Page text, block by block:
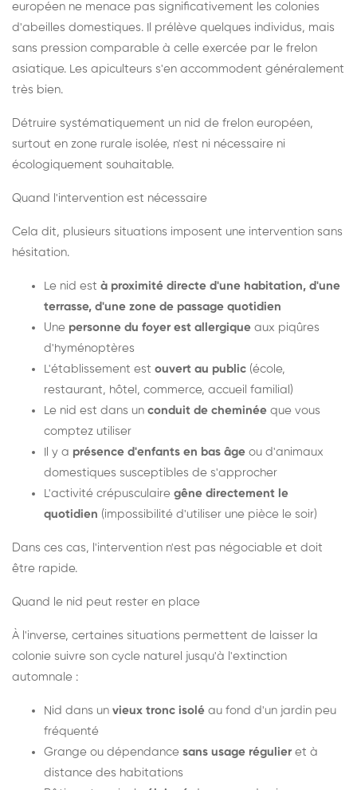
européen ne menace pas significativement les colonies
d'abeilles domestiques. Il prélève quelques individus, mais
sans pression comparable à celle exercée par le frelon
asiatique. Les apiculteurs s'en accommodent généralement
très bien.
Détruire systématiquement un nid de frelon européen,
surtout en zone rurale isolée, n'est ni nécessaire ni
écologiquement souhaitable.
Quand l'intervention est nécessaire
Cela dit, plusieurs situations imposent une intervention sans
hésitation.
Le nid est à proximité directe d'une habitation, d'une
terrasse, d'une zone de passage quotidien
Une personne du foyer est allergique aux piqûres
d'hyménoptères
L'établissement est ouvert au public (école,
restaurant, hôtel, commerce, accueil familial)
Le nid est dans un conduit de cheminée que vous
comptez utiliser
Il y a présence d'enfants en bas âge ou d'animaux
domestiques susceptibles de s'approcher
L'activité crépusculaire gêne directement le
quotidien (impossibilité d'utiliser une pièce le soir)
Dans ces cas, l'intervention n'est pas négociable et doit
être rapide.
Quand le nid peut rester en place
À l'inverse, certaines situations permettent de laisser la
colonie suivre son cycle naturel jusqu'à l'extinction
automnale :
Nid dans un vieux tronc isolé au fond d'un jardin peu
fréquenté
Grange ou dépendance sans usage régulier et à
distance des habitations